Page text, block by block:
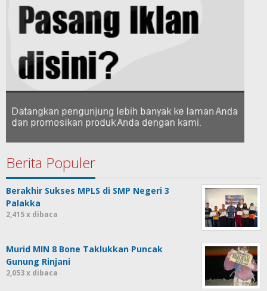
Berita Populer
Berakhir Sukses MPLS di SMP Negeri 3
Palakka
2,415 x dibaca
Murid MIN 8 Bone Taklukkan Puncak
Gunung Rinjani
2,053 x dibaca